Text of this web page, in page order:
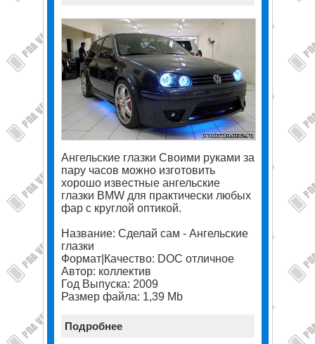
Ангельские глазки Своими руками за
пару часов можно изготовить
хорошо известные ангельские
глазки BMW для практически любых
фар с круглой оптикой.
Название: Сделай сам - Ангельские
глазки
Формат|Качество: DOC отличное
Автор: коллектив
Год Выпуска: 2009
Размер файла: 1,39 Mb
Подробнее